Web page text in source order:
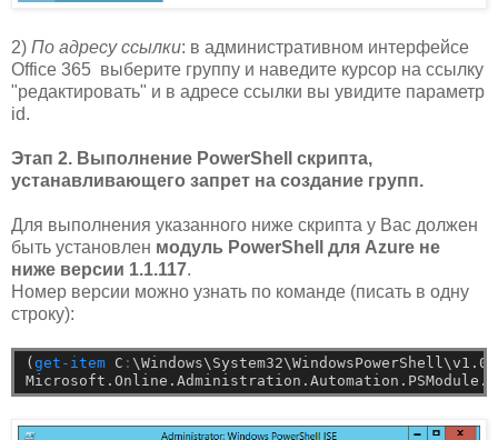
2) По адресу ссылки: в административном интерфейсе
Office 365 выберите группу и наведите курсор на ссылку
"редактировать" и в адресе ссылки вы увидите параметр
id.
Этап 2. Выполнение PowerShell скрипта,
устанавливающего запрет на создание групп.
Для выполнения указанного ниже скрипта у Вас должен
быть установлен модуль PowerShell для Azure не
ниже версии 1.1.117.
Номер версии можно узнать по команде (писать в одну
строку):
( get-item C :